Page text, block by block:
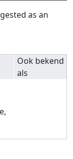
as an
Ook bekend
als